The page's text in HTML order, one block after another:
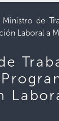
Ministro de
Laboral a